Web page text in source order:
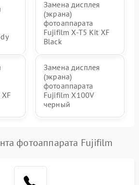
Замена дисплея
(экрана)
фотоаппарата
Fujifilm X-T5 Kit XF
Black
Замена дисплея
(экрана)
фотоаппарата
Fujifilm X100V
черный
фотоаппарата Fujifilm